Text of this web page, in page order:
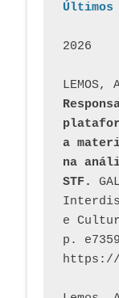
2026
a
na
STF.
e
p.